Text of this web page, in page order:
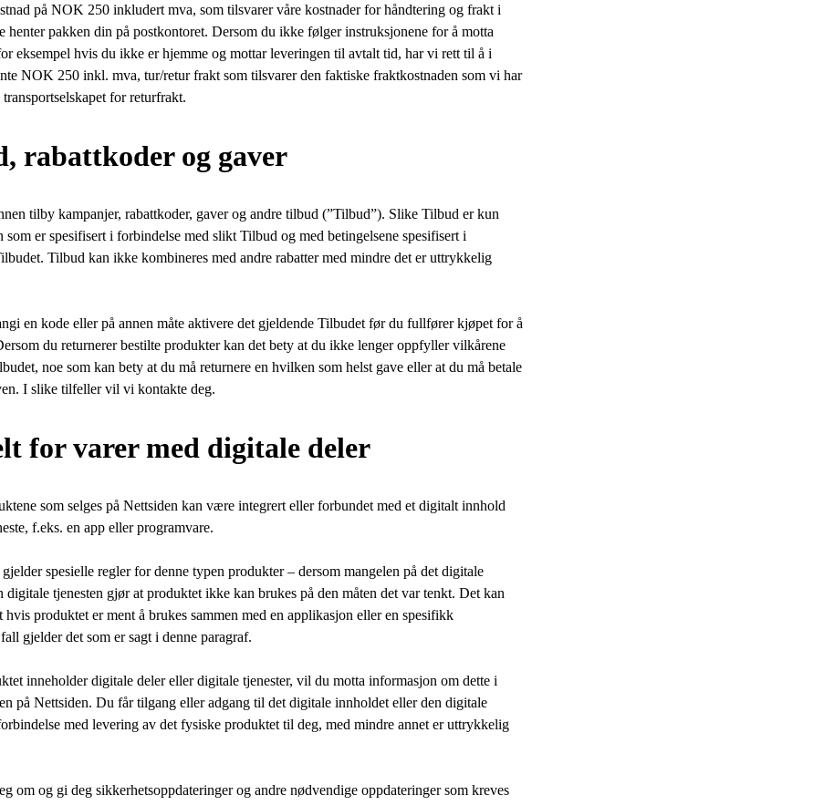
på NOK 250 inkludert mva, som tilsvarer våre kostnader for håndtering og frakt i
henter pakken din på postkontoret. Dersom du ikke følger instruksjonene for å motta
eksempel hvis du ikke er hjemme og mottar leveringen til avtalt tid, har vi rett til å i
NOK 250 inkl. mva, tur/retur frakt som tilsvarer den faktiske fraktkostnaden som vi har
for returfrakt.
rabattkoder og gaver
tilby kampanjer, rabattkoder, gaver og andre tilbud (”Tilbud”). Slike Tilbud er kun
som er spesifisert i forbindelse med slikt Tilbud og med betingelsene spesifisert i
Tilbud kan ikke kombineres med andre rabatter med mindre det er uttrykkelig
en kode eller på annen måte aktivere det gjeldende Tilbudet før du fullfører kjøpet for å
du returnerer bestilte produkter kan det bety at du ikke lenger oppfyller vilkårene
noe som kan bety at du må returnere en hvilken som helst gave eller at du må betale
I slike tilfeller vil vi kontakte deg.
for varer med digitale deler
som selges på Nettsiden kan være integrert eller forbundet med et digitalt innhold
f.eks. en app eller programvare.
spesielle regler for denne typen produkter – dersom mangelen på det digitale
digitale tjenesten gjør at produktet ikke kan brukes på den måten det var tenkt. Det kan
produktet er ment å brukes sammen med en applikasjon eller en spesifikk
gjelder det som er sagt i denne paragraf.
inneholder digitale deler eller digitale tjenester, vil du motta informasjon om dette i
på Nettsiden. Du får tilgang eller adgang til det digitale innholdet eller den digitale
med levering av det fysiske produktet til deg, med mindre annet er uttrykkelig
om og gi deg sikkerhetsoppdateringer og andre nødvendige oppdateringer som kreves